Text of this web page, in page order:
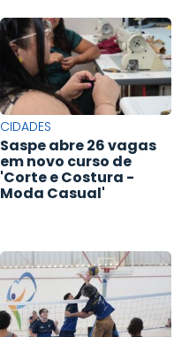
CIDADES
Saspe abre 26 vagas
em novo curso de
'Corte e Costura -
Moda Casual'